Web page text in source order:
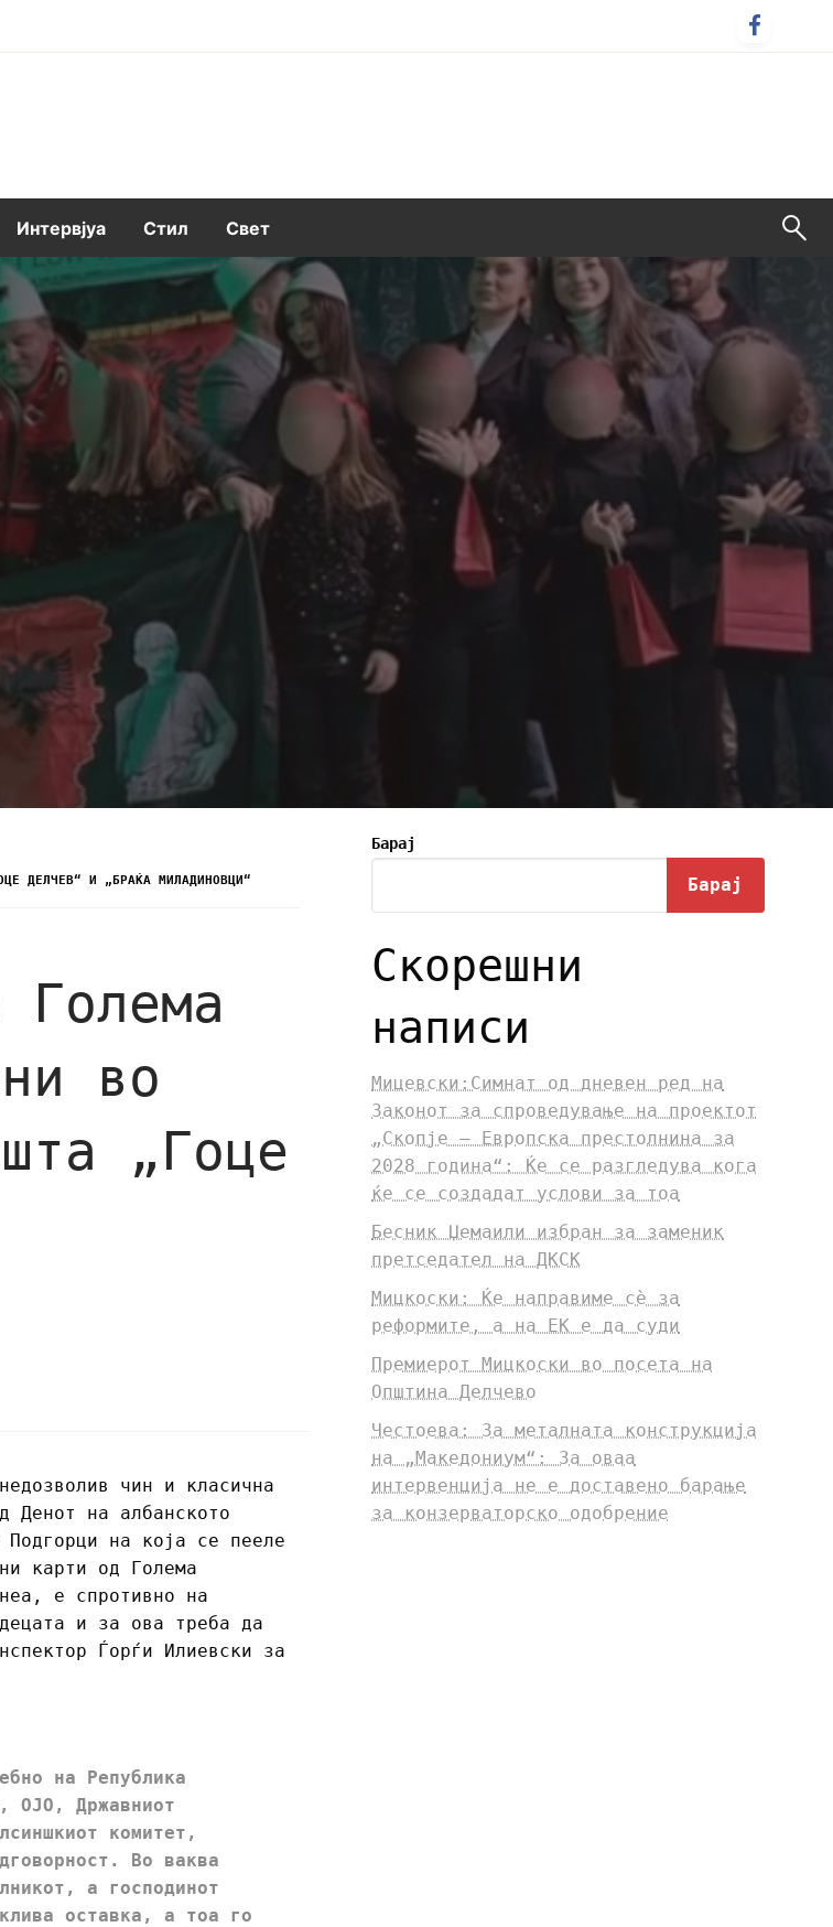
Интервјуа Стил Свет
ДЕЛЧЕВ“ И „БРАЌА МИЛАДИНОВЦИ“
во
„Гоце
чин и класична
Денот на албанското
Подгорци на која се пееле
карти од Голема
е спротивно на
и за ова треба да
Ѓорѓи Илиевски за
на Република
ОЈО, Државниот
комитет,
Во ваква
а господинот
оставка, а тоа го
Барај
Барај
Скорешни
написи
Мицевски:Симнат од дневен ред на
Законот за спроведување на проектот
„Скопје – Европска престолнина за
2028 година“: Ќе се разгледува кога
ќе се создадат услови за тоа
Бесник Џемаили избран за заменик
претседател на ДКСК
Мицкоски: Ќе направиме сè за
реформите, а на ЕК е да суди
Премиерот Мицкоски во посета на
Општина Делчево
Честоева: За металната конструкција
на „Македониум“: За оваа
интервенција не е доставено барање
за конзерваторско одобрение